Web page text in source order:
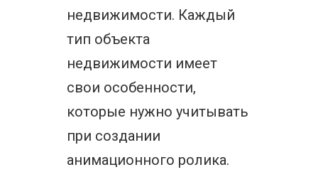
недвижимости. Каждый
тип объекта
недвижимости имеет
свои особенности,
которые нужно учитывать
при создании
анимационного ролика.